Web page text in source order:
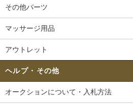
その他パーツ
マッサージ用品
アウトレット
ヘルプ・その他
オークションについて・入札方法